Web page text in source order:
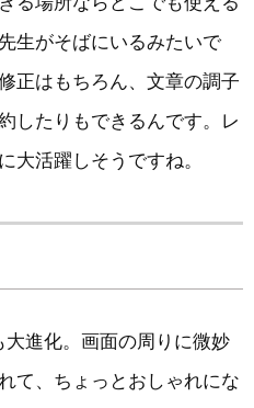
生がそばにいるみたいで
正はもちろん、文章の調子
したりもできるんです。レ
大活躍しそうですね。
進化。画面の周りに微妙
て、ちょっとおしゃれにな